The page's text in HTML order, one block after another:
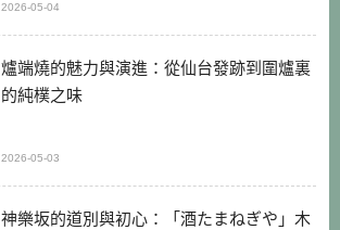
2026-05-04
爐端燒的魅力與演進：從仙台發跡到圍爐裏
的純樸之味
2026-05-03
神樂坂的道別與初心：「酒たまねぎや」木